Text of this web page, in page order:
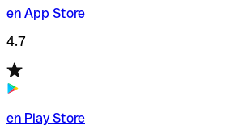
en App Store
4.7
en Play Store